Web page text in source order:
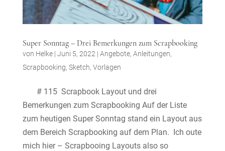
Super Sonntag – Drei Bemerkungen zum Scrapbooking
von Helke| Juni 5, 2022 | Angebote, Anleitungen,
Scrapbooking, Sketch, Vorlagen
# 115 Scrapbook Layout und drei
Bemerkungen zum Scrapbooking Auf der Liste
zum heutigen Super Sonntag stand ein Layout aus
dem Bereich Scrapbooking auf dem Plan. Ich oute
mich hier – Scrapbooing Layouts also so